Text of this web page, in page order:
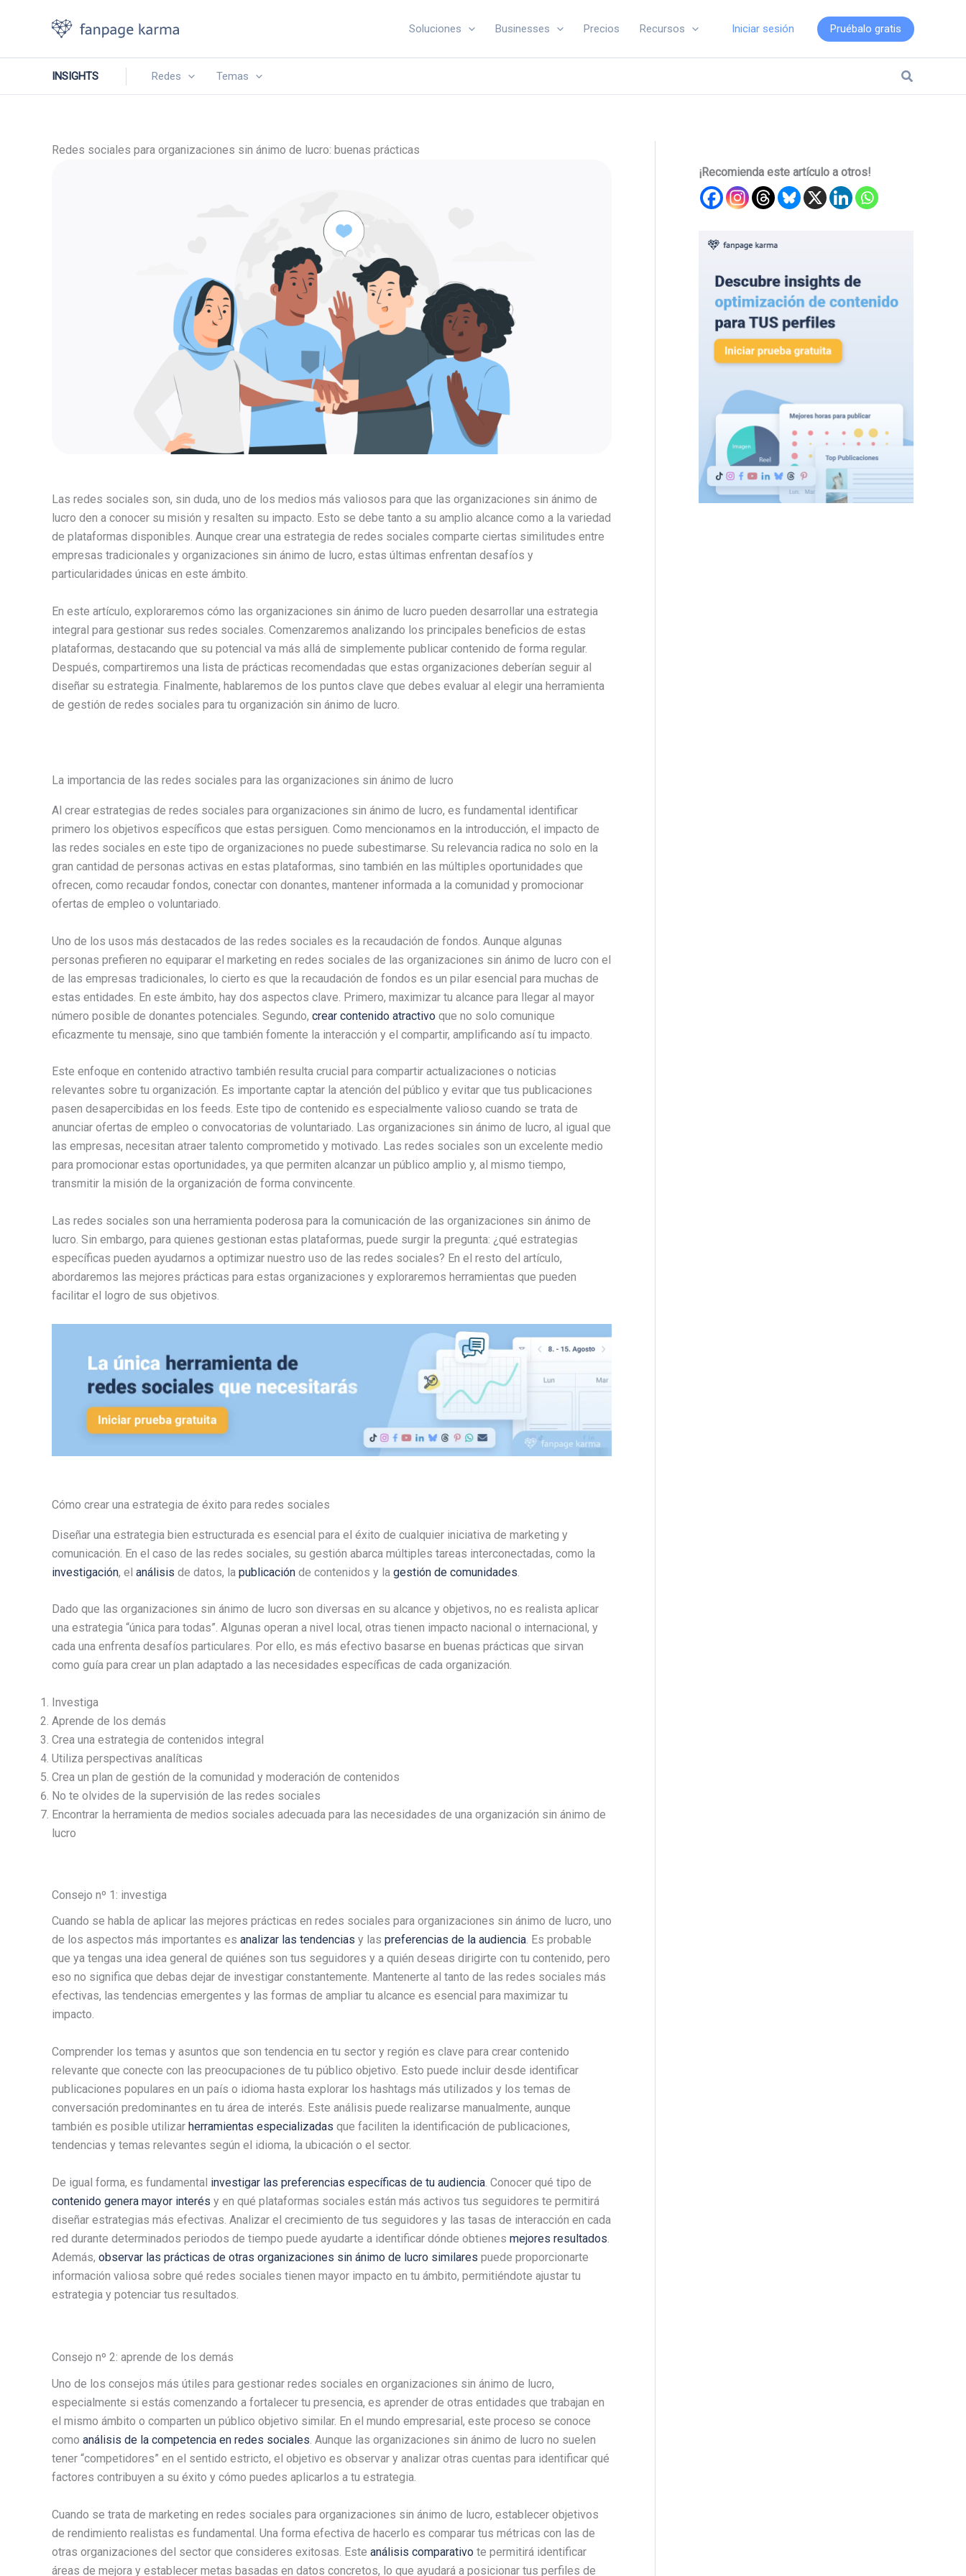
Soluciones Businesses Precios Recursos Iniciar sesión Pruébalo gratis
INSIGHTS Redes Temas Buscar
Redes sociales para organizaciones sin ánimo de lucro: buenas prácticas
Las redes sociales son, sin duda, uno de los medios más valiosos para que las organizaciones sin ánimo de
lucro den a conocer su misión y resalten su impacto. Esto se debe tanto a su amplio alcance como a la variedad
de plataformas disponibles. Aunque crear una estrategia de redes sociales comparte ciertas similitudes entre
empresas tradicionales y organizaciones sin ánimo de lucro, estas últimas enfrentan desafíos y
particularidades únicas en este ámbito.
En este artículo, exploraremos cómo las organizaciones sin ánimo de lucro pueden desarrollar una estrategia
integral para gestionar sus redes sociales. Comenzaremos analizando los principales beneficios de estas
plataformas, destacando que su potencial va más allá de simplemente publicar contenido de forma regular.
Después, compartiremos una lista de prácticas recomendadas que estas organizaciones deberían seguir al
diseñar su estrategia. Finalmente, hablaremos de los puntos clave que debes evaluar al elegir una herramienta
de gestión de redes sociales para tu organización sin ánimo de lucro.
La importancia de las redes sociales para las organizaciones sin ánimo de lucro
Al crear estrategias de redes sociales para organizaciones sin ánimo de lucro, es fundamental identificar
primero los objetivos específicos que estas persiguen. Como mencionamos en la introducción, el impacto de
las redes sociales en este tipo de organizaciones no puede subestimarse. Su relevancia radica no solo en la
gran cantidad de personas activas en estas plataformas, sino también en las múltiples oportunidades que
ofrecen, como recaudar fondos, conectar con donantes, mantener informada a la comunidad y promocionar
ofertas de empleo o voluntariado.
Uno de los usos más destacados de las redes sociales es la recaudación de fondos. Aunque algunas
personas prefieren no equiparar el marketing en redes sociales de las organizaciones sin ánimo de lucro con el
de las empresas tradicionales, lo cierto es que la recaudación de fondos es un pilar esencial para muchas de
estas entidades. En este ámbito, hay dos aspectos clave. Primero, maximizar tu alcance para llegar al mayor
número posible de donantes potenciales. Segundo, crear contenido atractivo que no solo comunique
eficazmente tu mensaje, sino que también fomente la interacción y el compartir, amplificando así tu impacto.
Este enfoque en contenido atractivo también resulta crucial para compartir actualizaciones o noticias
relevantes sobre tu organización. Es importante captar la atención del público y evitar que tus publicaciones
pasen desapercibidas en los feeds. Este tipo de contenido es especialmente valioso cuando se trata de
anunciar ofertas de empleo o convocatorias de voluntariado. Las organizaciones sin ánimo de lucro, al igual que
las empresas, necesitan atraer talento comprometido y motivado. Las redes sociales son un excelente medio
para promocionar estas oportunidades, ya que permiten alcanzar un público amplio y, al mismo tiempo,
transmitir la misión de la organización de forma convincente.
Las redes sociales son una herramienta poderosa para la comunicación de las organizaciones sin ánimo de
lucro. Sin embargo, para quienes gestionan estas plataformas, puede surgir la pregunta: ¿qué estrategias
específicas pueden ayudarnos a optimizar nuestro uso de las redes sociales? En el resto del artículo,
abordaremos las mejores prácticas para estas organizaciones y exploraremos herramientas que pueden
facilitar el logro de sus objetivos.
Cómo crear una estrategia de éxito para redes sociales
Diseñar una estrategia bien estructurada es esencial para el éxito de cualquier iniciativa de marketing y
comunicación. En el caso de las redes sociales, su gestión abarca múltiples tareas interconectadas, como la
investigación, el análisis de datos, la publicación de contenidos y la gestión de comunidades
Dado que las organizaciones sin ánimo de lucro son diversas en su alcance y objetivos, no es realista aplicar
una estrategia “única para todas”. Algunas operan a nivel local, otras tienen impacto nacional o internacional, y
cada una enfrenta desafíos particulares. Por ello, es más efectivo basarse en buenas prácticas que sirvan
como guía para crear un plan adaptado a las necesidades específicas de cada organización.
Investiga
Aprende de los demás
Crea una estrategia de contenidos integral
Utiliza perspectivas analíticas
Crea un plan de gestión de la comunidad y moderación de contenidos
No te olvides de la supervisión de las redes sociales
Encontrar la herramienta de medios sociales adecuada para las necesidades de una organización sin ánimo de
lucro
Consejo nº 1: investiga
Cuando se habla de aplicar las mejores prácticas en redes sociales para organizaciones sin ánimo de lucro, uno
de los aspectos más importantes es analizar las tendencias y las preferencias de la audiencia. Es probable
que ya tengas una idea general de quiénes son tus seguidores y a quién deseas dirigirte con tu contenido, pero
eso no significa que debas dejar de investigar constantemente. Mantenerte al tanto de las redes sociales más
efectivas, las tendencias emergentes y las formas de ampliar tu alcance es esencial para maximizar tu
impacto.
Comprender los temas y asuntos que son tendencia en tu sector y región es clave para crear contenido
relevante que conecte con las preocupaciones de tu público objetivo. Esto puede incluir desde identificar
publicaciones populares en un país o idioma hasta explorar los hashtags más utilizados y los temas de
conversación predominantes en tu área de interés. Este análisis puede realizarse manualmente, aunque
también es posible utilizar herramientas especializadas que faciliten la identificación de publicaciones,
tendencias y temas relevantes según el idioma, la ubicación o el sector.
De igual forma, es fundamental investigar las preferencias específicas de tu audiencia . Conocer qué tipo de
contenido genera mayor interés y en qué plataformas sociales están más activos tus seguidores te permitirá
diseñar estrategias más efectivas. Analizar el crecimiento de tus seguidores y las tasas de interacción en cada
red durante determinados periodos de tiempo puede ayudarte a identificar dónde obtienes mejores resultados
Además, observar las prácticas de otras organizaciones sin ánimo de lucro similares puede proporcionarte
información valiosa sobre qué redes sociales tienen mayor impacto en tu ámbito, permitiéndote ajustar tu
estrategia y potenciar tus resultados.
Consejo nº 2: aprende de los demás
Uno de los consejos más útiles para gestionar redes sociales en organizaciones sin ánimo de lucro,
especialmente si estás comenzando a fortalecer tu presencia, es aprender de otras entidades que trabajan en
el mismo ámbito o comparten un público objetivo similar. En el mundo empresarial, este proceso se conoce
como análisis de la competencia en redes sociales. Aunque las organizaciones sin ánimo de lucro no suelen
tener “competidores” en el sentido estricto, el objetivo es observar y analizar otras cuentas para identificar qué
factores contribuyen a su éxito y cómo puedes aplicarlos a tu estrategia.
Cuando se trata de marketing en redes sociales para organizaciones sin ánimo de lucro, establecer objetivos
de rendimiento realistas es fundamental. Una forma efectiva de hacerlo es comparar tus métricas con las de
otras organizaciones del sector que consideres exitosas. Este análisis comparativo te permitirá identificar
áreas de mejora y establecer metas basadas en datos concretos, lo que ayudará a posicionar tus perfiles de
¡Recomienda este artículo a otros!